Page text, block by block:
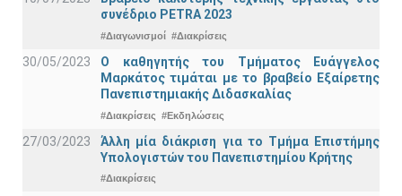
συνέδριο PETRA 2023
#Διαγωνισμοί #Διακρίσεις
30/05/2023
Ο καθηγητής του Τμήματος Ευάγγελος
Μαρκάτος τιμάται με το βραβείο Εξαίρετης
Πανεπιστημιακής Διδασκαλίας
#Διακρίσεις #Εκδηλώσεις
27/03/2023
Άλλη μία διάκριση για το Τμήμα Επιστήμης
Υπολογιστών του Πανεπιστημίου Κρήτης
#Διακρίσεις